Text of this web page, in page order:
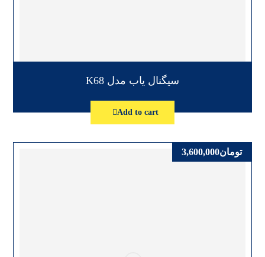
سیگنال یاب مدل K68
Add to cart
تومان3,600,000